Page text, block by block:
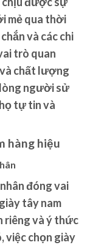
mẻ qua thời
và các chi
trò quan
chất lượng
lòng người sử
tự tin và
hàng hiệu
đóng vai
tây nam
riêng và ý thức
việc chọn giày